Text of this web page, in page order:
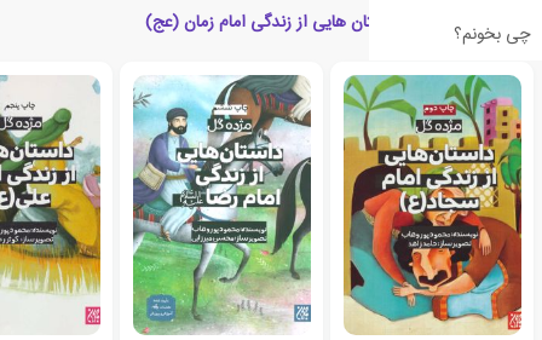
چی بخونم؟
کتاب های مرتبط با داستان هایی از زندگی امام زمان (عج)